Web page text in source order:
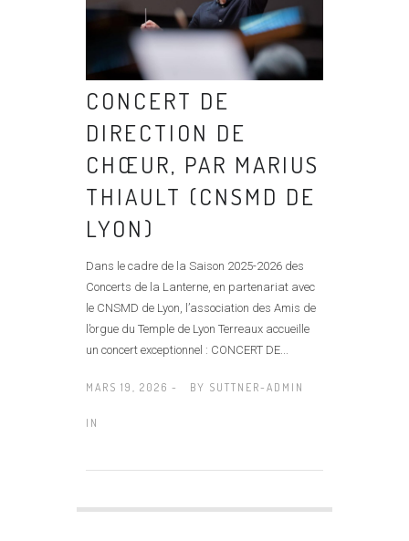
CONCERT DE
DIRECTION DE
CHŒUR, PAR MARIUS
THIAULT (CNSMD DE
LYON)
Dans le cadre de la Saison 2025-2026 des
Concerts de la Lanterne, en partenariat avec
le CNSMD de Lyon, l’association des Amis de
l’orgue du Temple de Lyon Terreaux accueille
un concert exceptionnel : CONCERT DE...
MARS 19, 2026 - BY SUTTNER-ADMIN
IN